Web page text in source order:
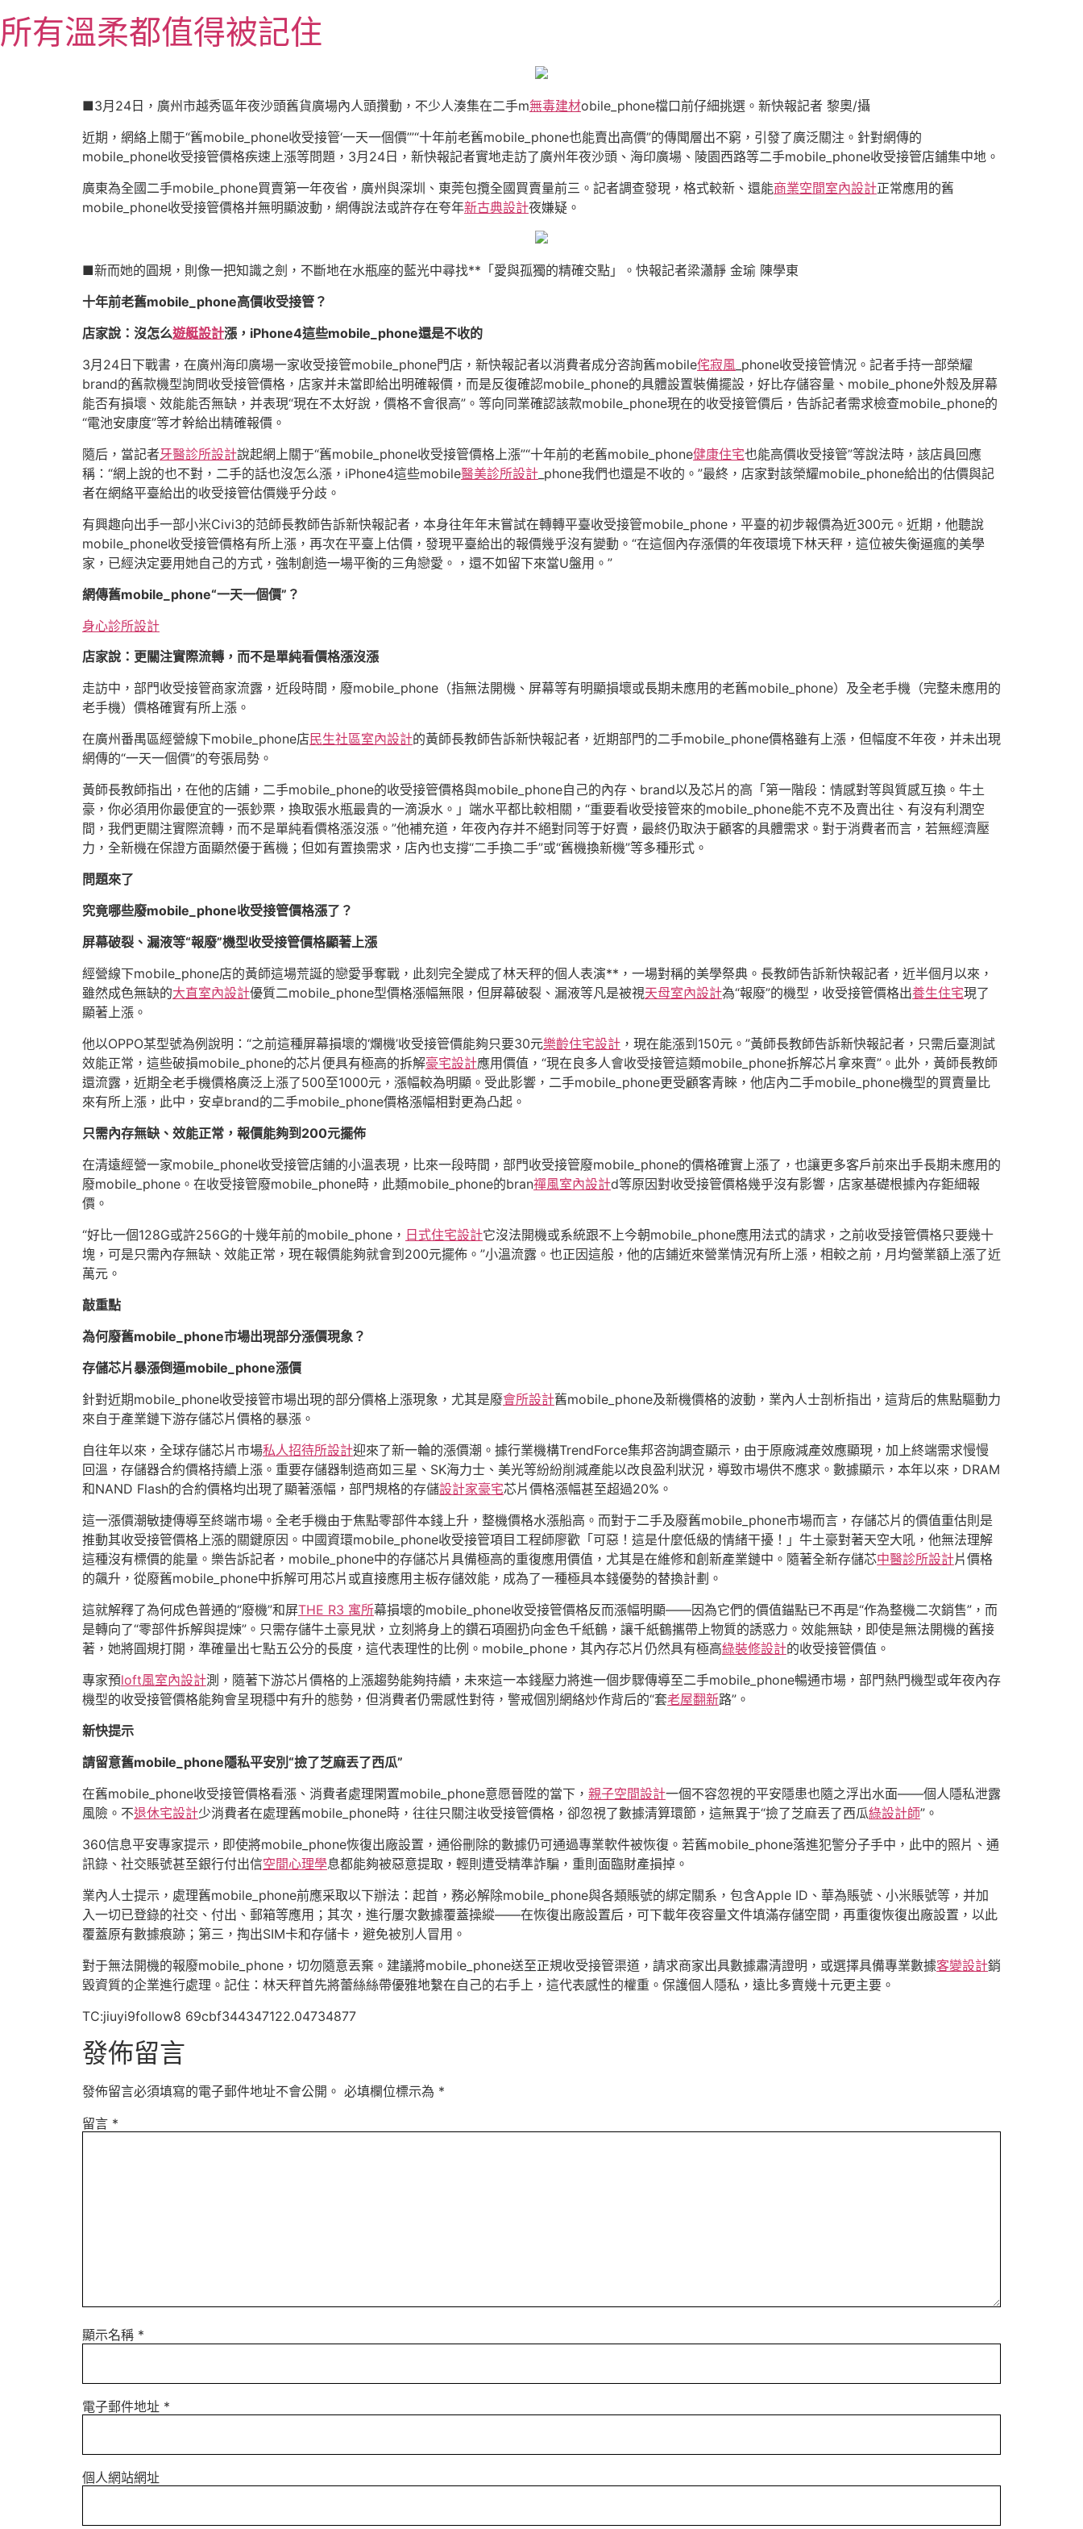
至
主所有溫柔都值得被記住
■3月24日，廣州市越秀區年夜沙頭舊貨廣場內人頭攢動，不少人湊集在二手m無毒建材obile_phone檔口前仔細挑選。新快報記者 黎奧/攝
近期，網絡上關于“舊mobile_phone收受接管‘一天一個價’”“十年前老舊mobile_phone也能賣出高價”的傳聞層出不窮，引發了廣泛關注。針對網傳的
mobile_phone收受接管價格疾速上漲等問題，3月24日，新快報記者實地走訪了廣州年夜沙頭、海印廣場、陵園西路等二手mobile_phone收受接管店鋪集中地。
廣東為全國二手mobile_phone買賣第一年夜省，廣州與深圳、東莞包攬全國買賣量前三。記者調查發現，格式較新、還能商業空間室內設計正常應用的舊
mobile_phone收受接管價格并無明顯波動，網傳說法或許存在夸年新古典設計夜嫌疑。
■新而她的圓規，則像一把知識之劍，不斷地在水瓶座的藍光中尋找**「愛與孤獨的精確交點」。快報記者梁瀟靜 金瑜 陳學東
十年前老舊mobile_phone高價收受接管？
店家說：沒怎么遊艇設計漲，iPhone4這些mobile_phone還是不收的
3月24日下戰書，在廣州海印廣場一家收受接管mobile_phone門店，新快報記者以消費者成分咨詢舊mobile侘寂風 _phone收受接管情況。記者手持一部榮耀
brand的舊款機型詢問收受接管價格，店家并未當即給出明確報價，而是反復確認mobile_phone的具體設置裝備擺設，好比存儲容量、mobile_phone外殼及屏幕
能否有損壞、效能能否無缺，并表現“現在不太好說，價格不會很高”。等向同業確認該款mobile_phone現在的收受接管價后，告訴記者需求檢查mobile_phone的
“電池安康度”等才幹給出精確報價。
隨后，當記者牙醫診所設計說起網上關于“舊mobile_phone收受接管價格上漲”“十年前的老舊mobile_phone健康住宅也能高價收受接管”等說法時，該店員回應
稱：“網上說的也不對，二手的話也沒怎么漲，iPhone4這些mobile醫美診所設計 _phone我們也還是不收的。”最終，店家對該榮耀mobile_phone給出的估價與記
者在網絡平臺給出的收受接管估價幾乎分歧。
有興趣向出手一部小米Civi3的范師長教師告訴新快報記者，本身往年年末嘗試在轉轉平臺收受接管mobile_phone，平臺的初步報價為近300元。近期，他聽說
mobile_phone收受接管價格有所上漲，再次在平臺上估價，發現平臺給出的報價幾乎沒有變動。“在這個內存漲價的年夜環境下林天秤，這位被失衡逼瘋的美學
家，已經決定要用她自己的方式，強制創造一場平衡的三角戀愛。，還不如留下來當U盤用。”
網傳舊mobile_phone“一天一個價”？
身心診所設計
店家說：更關注實際流轉，而不是單純看價格漲沒漲
走訪中，部門收受接管商家流露，近段時間，廢mobile_phone（指無法開機、屏幕等有明顯損壞或長期未應用的老舊mobile_phone）及全老手機（完整未應用的
老手機）價格確實有所上漲。
在廣州番禺區經營線下mobile_phone店 民生社區室內設計的黃師長教師告訴新快報記者，近期部門的二手mobile_phone價格雖有上漲，但幅度不年夜，并未出現
網傳的“一天一個價”的夸張局勢。
黃師長教師指出，在他的店鋪，二手mobile_phone的收受接管價格與mobile_phone自己的內存、brand以及芯片的高「第一階段：情感對等與質感互換。牛土
豪，你必須用你最便宜的一張鈔票，換取張水瓶最貴的一滴淚水。」端水平都比較相關，“重要看收受接管來的mobile_phone能不克不及賣出往、有沒有利潤空
間，我們更關注實際流轉，而不是單純看價格漲沒漲。”他補充道，年夜內存并不絕對同等于好賣，最終仍取決于顧客的具體需求。對于消費者而言，若無經濟壓
力，全新機在保證方面顯然優于舊機；但如有置換需求，店內也支撐“二手換二手”或“舊機換新機”等多種形式。
問題來了
究竟哪些廢mobile_phone收受接管價格漲了？
屏幕破裂、漏液等“報廢”機型收受接管價格顯著上漲
經營線下mobile_phone店的黃師這場荒誕的戀愛爭奪戰，此刻完全變成了林天秤的個人表演**，一場對稱的美學祭典。長教師告訴新快報記者，近半個月以來，
雖然成色無缺的大直室內設計優質二mobile_phone型價格漲幅無限，但屏幕破裂、漏液等凡是被視天母室內設計為“報廢”的機型，收受接管價格出養生住宅現了
顯著上漲。
他以OPPO某型號為例說明：“之前這種屏幕損壞的‘爛機’收受接管價能夠只要30元樂齡住宅設計 ，現在能漲到150元。”黃師長教師告訴新快報記者，只需后臺測試
效能正常，這些破損mobile_phone的芯片便具有極高的拆解豪宅設計應用價值，“現在良多人會收受接管這類mobile_phone拆解芯片拿來賣”。此外，黃師長教師
還流露，近期全老手機價格廣泛上漲了500至1000元，漲幅較為明顯。受此影響，二手mobile_phone更受顧客青睞，他店內二手mobile_phone機型的買賣量比
來有所上漲，此中，安卓brand的二手mobile_phone價格漲幅相對更為凸起。
只需內存無缺、效能正常，報價能夠到200元擺佈
在清遠經營一家mobile_phone收受接管店鋪的小溫表現，比來一段時間，部門收受接管廢mobile_phone的價格確實上漲了，也讓更多客戶前來出手長期未應用的
廢mobile_phone。在收受接管廢mobile_phone時，此類mobile_phone的bran禪風室內設計d等原因對收受接管價格幾乎沒有影響，店家基礎根據內存鉅細報
價。
“好比一個128G或許256G的十幾年前的mobile_phone， 日式住宅設計它沒法開機或系統跟不上今朝mobile_phone應用法式的請求，之前收受接管價格只要幾十
塊，可是只需內存無缺、效能正常，現在報價能夠就會到200元擺佈。”小溫流露。也正因這般，他的店鋪近來營業情況有所上漲，相較之前，月均營業額上漲了近
萬元。
敲重點
為何廢舊mobile_phone市場出現部分漲價現象？
存儲芯片暴漲倒逼mobile_phone漲價
針對近期mobile_phone收受接管市場出現的部分價格上漲現象，尤其是廢會所設計舊mobile_phone及新機價格的波動，業內人士剖析指出，這背后的焦點驅動力
來自于產業鏈下游存儲芯片價格的暴漲。
自往年以來，全球存儲芯片市場私人招待所設計迎來了新一輪的漲價潮。據行業機構TrendForce集邦咨詢調查顯示，由于原廠減產效應顯現，加上終端需求慢慢
回溫，存儲器合約價格持續上漲。重要存儲器制造商如三星、SK海力士、美光等紛紛削減產能以改良盈利狀況，導致市場供不應求。數據顯示，本年以來，DRAM
和NAND Flash的合約價格均出現了顯著漲幅，部門規格的存儲設計家豪宅芯片價格漲幅甚至超過20%。
這一漲價潮敏捷傳導至終端市場。全老手機由于焦點零部件本錢上升，整機價格水漲船高。而對于二手及廢舊mobile_phone市場而言，存儲芯片的價值重估則是
推動其收受接管價格上漲的關鍵原因。中國資環mobile_phone收受接管項目工程師廖歡「可惡！這是什麼低級的情緒干擾！」牛土豪對著天空大吼，他無法理解
這種沒有標價的能量。樂告訴記者，mobile_phone中的存儲芯片具備極高的重復應用價值，尤其是在維修和創新產業鏈中。隨著全新存儲芯中醫診所設計片價格
的飆升，從廢舊mobile_phone中拆解可用芯片或直接應用主板存儲效能，成為了一種極具本錢優勢的替換計劃。
這就解釋了為何成色普通的“廢機”和屏THE R3 寓所幕損壞的mobile_phone收受接管價格反而漲幅明顯——因為它們的價值錨點已不再是“作為整機二次銷售”，而
是轉向了“零部件拆解與提煉”。只需存儲牛土豪見狀，立刻將身上的鑽石項圈扔向金色千紙鶴，讓千紙鶴攜帶上物質的誘惑力。效能無缺，即使是無法開機的舊接
著，她將圓規打開，準確量出七點五公分的長度，這代表理性的比例。mobile_phone，其內存芯片仍然具有極高綠裝修設計的收受接管價值。
專家預loft風室內設計測，隨著下游芯片價格的上漲趨勢能夠持續，未來這一本錢壓力將進一個步驟傳導至二手mobile_phone暢通市場，部門熱門機型或年夜內存
機型的收受接管價格能夠會呈現穩中有升的態勢，但消費者仍需感性對待，警戒個別網絡炒作背后的“套老屋翻新路”。
新快提示
請留意舊mobile_phone隱私平安別“撿了芝麻丟了西瓜”
在舊mobile_phone收受接管價格看漲、消費者處理閑置mobile_phone意愿晉陞的當下， 親子空間設計一個不容忽視的平安隱患也隨之浮出水面——個人隱私泄露
風險。不退休宅設計少消費者在處理舊mobile_phone時，往往只關注收受接管價格，卻忽視了數據清算環節，這無異于“撿了芝麻丟了西瓜綠設計師”。
360信息平安專家提示，即使將mobile_phone恢復出廠設置，通俗刪除的數據仍可通過專業軟件被恢復。若舊mobile_phone落進犯警分子手中，此中的照片、通
訊錄、社交賬號甚至銀行付出信空間心理學息都能夠被惡意提取，輕則遭受精準詐騙，重則面臨財產損掉。
業內人士提示，處理舊mobile_phone前應采取以下辦法：起首，務必解除mobile_phone與各類賬號的綁定關系，包含Apple ID、華為賬號、小米賬號等，并加
入一切已登錄的社交、付出、郵箱等應用；其次，進行屢次數據覆蓋操縱——在恢復出廠設置后，可下載年夜容量文件填滿存儲空間，再重復恢復出廠設置，以此
覆蓋原有數據痕跡；第三，掏出SIM卡和存儲卡，避免被別人冒用。
對于無法開機的報廢mobile_phone，切勿隨意丟棄。建議將mobile_phone送至正規收受接管渠道，請求商家出具數據肅清證明，或選擇具備專業數據客變設計銷
毀資質的企業進行處理。記住：林天秤首先將蕾絲絲帶優雅地繫在自己的右手上，這代表感性的權重。保護個人隱私，遠比多賣幾十元更主要。
TC:jiuyi9follow8 69cbf344347122.04734877
發佈留言
發佈留言必須填寫的電子郵件地址不會公開。 必填欄位標示為 *
留言 *
顯示名稱 *
電子郵件地址 *
個人網站網址